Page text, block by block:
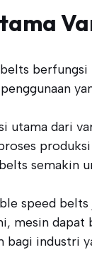
utama dari
semakin
speed
mesin dapat
bagi industri